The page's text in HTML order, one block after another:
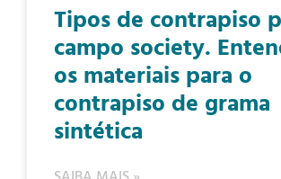
Tipos de contrapiso
campo society.
os materiais para o
contrapiso de grama
sintética